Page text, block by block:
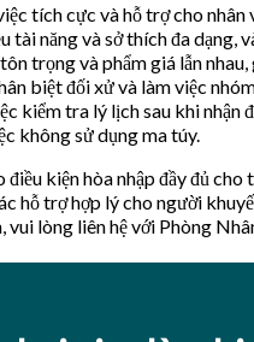
tích cực và hỗ trợ cho
tài năng và sở thích đa
trọng và phẩm giá lẫn
biệt đối xử và làm việc
kiểm tra lý lịch sau khi nhận
không sử dụng ma túy.
kiện hòa nhập đầy đủ cho
hỗ trợ hợp lý cho người
vui lòng liên hệ với Phòng